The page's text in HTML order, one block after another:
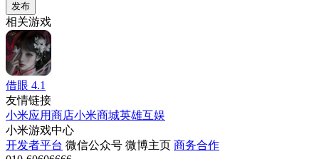
发布
相关游戏
借眼 4.1
友情链接
小米应用商店小米商城英雄互娱
小米游戏中心
开发者平台 微信公众号 微博主页 商务合作